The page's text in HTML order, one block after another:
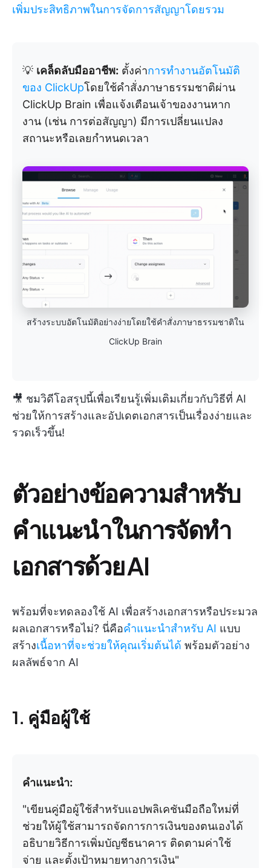
เพิ่มประสิทธิภาพในการจัดการสัญญาโดยรวม
💡 เคล็ดลับมืออาชีพ: ตั้งค่าการทำงานอัตโนมัติ
ของ ClickUpโดยใช้คำสั่งภาษาธรรมชาติผ่าน
ClickUp Brain เพื่อแจ้งเตือนเจ้าของงานหาก
งาน (เช่น การต่อสัญญา) มีการเปลี่ยนแปลง
สถานะหรือเลยกำหนดเวลา
สร้างระบบอัตโนมัติอย่างง่ายโดยใช้คำสั่งภาษาธรรมชาติใน
ClickUp Brain
🎥 ชมวิดีโอสรุปนี้เพื่อเรียนรู้เพิ่มเติมเกี่ยวกับวิธีที่ AI
ช่วยให้การสร้างและอัปเดตเอกสารเป็นเรื่องง่ายและ
รวดเร็วขึ้น!
ตัวอย่างข้อความสำหรับ
คำแนะนำในการจัดทำ
เอกสารด้วย AI
พร้อมที่จะทดลองใช้ AI เพื่อสร้างเอกสารหรือประมวล
ผลเอกสารหรือไม่? นี่คือคำแนะนำสำหรับ AI แบบ
สร้างเนื้อหาที่จะช่วยให้คุณเริ่มต้นได้ พร้อมตัวอย่าง
ผลลัพธ์จาก AI
1. คู่มือผู้ใช้
คำแนะนำ:
"เขียนคู่มือผู้ใช้สำหรับแอปพลิเคชันมือถือใหม่ที่
ช่วยให้ผู้ใช้สามารถจัดการการเงินของตนเองได้
อธิบายวิธีการเพิ่มบัญชีธนาคาร ติดตามค่าใช้
จ่าย และตั้งเป้าหมายทางการเงิน"